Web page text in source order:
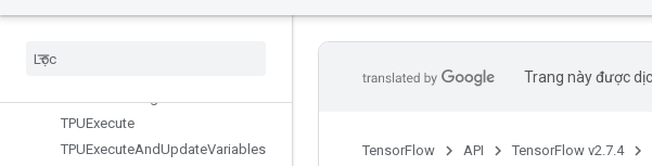
SyncDevice
TPUExecute
TPUExecuteAndUpdateVariables
Trang này được
TensorFlow API TensorFlow v2.7.4